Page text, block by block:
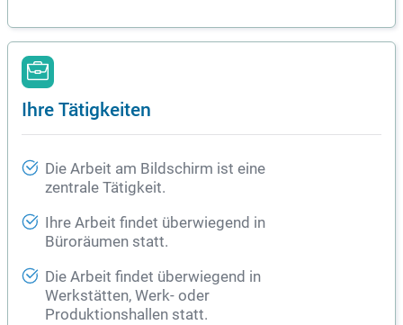
Ihre Tätigkeiten
Die Arbeit am Bildschirm ist eine
zentrale Tätigkeit.
Ihre Arbeit findet überwiegend in
Büroräumen statt.
Die Arbeit findet überwiegend in
Werkstätten, Werk- oder
Produktionshallen statt.